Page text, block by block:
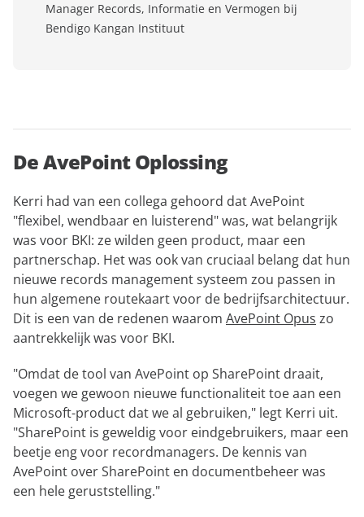
Manager Records, Informatie en Vermogen bij
Bendigo Kangan Instituut
De AvePoint Oplossing
Kerri had van een collega gehoord dat AvePoint
"flexibel, wendbaar en luisterend" was, wat belangrijk
was voor BKI: ze wilden geen product, maar een
partnerschap. Het was ook van cruciaal belang dat hun
nieuwe records management systeem zou passen in
hun algemene routekaart voor de bedrijfsarchitectuur.
Dit is een van de redenen waarom AvePoint Opus zo
aantrekkelijk was voor BKI.
"Omdat de tool van AvePoint op SharePoint draait,
voegen we gewoon nieuwe functionaliteit toe aan een
Microsoft-product dat we al gebruiken," legt Kerri uit.
"SharePoint is geweldig voor eindgebruikers, maar een
beetje eng voor recordmanagers. De kennis van
AvePoint over SharePoint en documentbeheer was
een hele geruststelling."